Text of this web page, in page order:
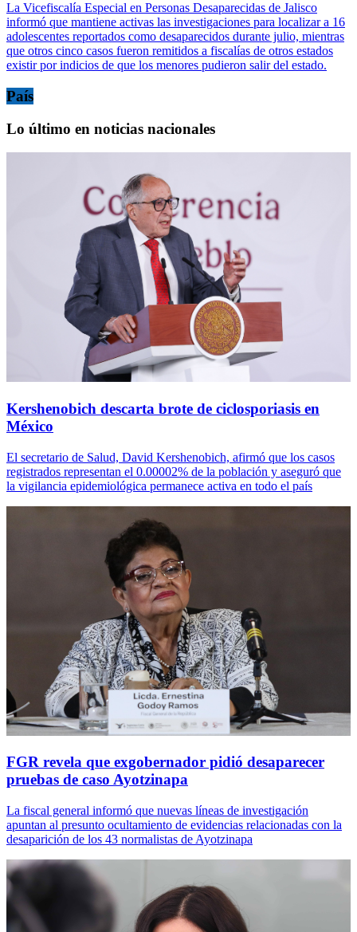
La Vicefiscalía Especial en Personas Desaparecidas de Jalisco
informó que mantiene activas las investigaciones para localizar a 16
adolescentes reportados como desaparecidos durante julio, mientras
que otros cinco casos fueron remitidos a fiscalías de otros estados
existir por indicios de que los menores pudieron salir del estado.
País
Lo último en noticias nacionales
Kershenobich descarta brote de ciclosporiasis en
México
El secretario de Salud, David Kershenobich, afirmó que los casos
registrados representan el 0.00002% de la población y aseguró que
la vigilancia epidemiológica permanece activa en todo el país
FGR revela que exgobernador pidió desaparecer
pruebas de caso Ayotzinapa
La fiscal general informó que nuevas líneas de investigación
apuntan al presunto ocultamiento de evidencias relacionadas con la
desaparición de los 43 normalistas de Ayotzinapa